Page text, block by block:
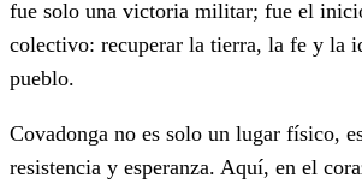
fue solo una victoria militar; fue el
colectivo: recuperar la tierra, la fe y la
pueblo.
Covadonga no es solo un lugar físico,
resistencia y esperanza. Aquí, en el